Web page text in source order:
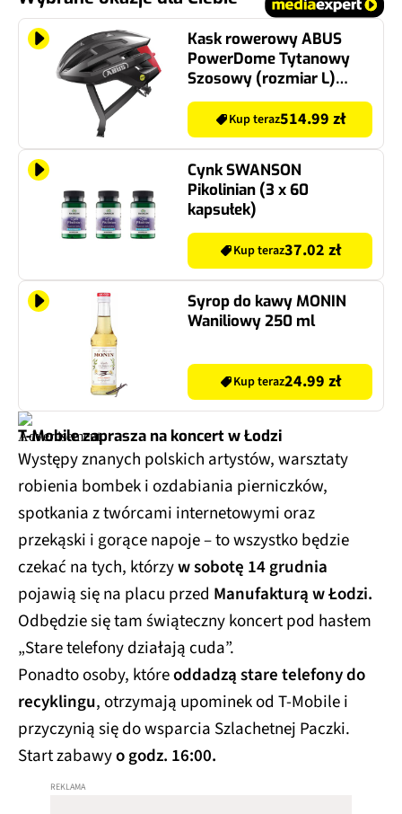
Kask rowerowy ABUS
PowerDome Tytanowy
Szosowy (rozmiar L)
MIPS
Kup teraz514.99 zł
Cynk SWANSON
Pikolinian (3 x 60
kapsułek)
Kup teraz37.02 zł
Syrop do kawy MONIN
Waniliowy 250 ml
Kup teraz24.99 zł
T-Mobile zaprasza na koncert w Łodzi
Występy znanych polskich artystów, warsztaty
robienia bombek i ozdabiania pierniczków,
spotkania z twórcami internetowymi oraz
przekąski i gorące napoje – to wszystko będzie
czekać na tych, którzyw sobotę 14 grudnia
pojawią się na placu przed Manufakturą w Łodzi.
Odbędzie się tam świąteczny koncert pod hasłem
„Stare telefony działają cuda”.
Ponadto osoby, któreoddadzą stare telefony do
recyklingu, otrzymają upominek od T-Mobile i
przyczynią się do wsparcia Szlachetnej Paczki.
Start zabawyo godz. 16:00.